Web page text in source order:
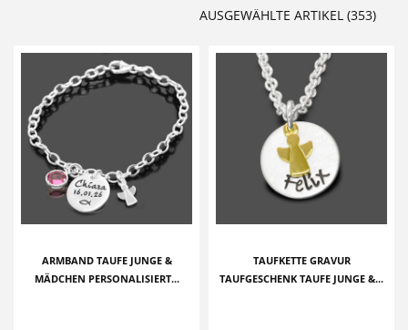
AUSGEWÄHLTE ARTIKEL (353)
ARMBAND TAUFE JUNGE &
MÄDCHEN PERSONALISIERT...
TAUFKETTE GRAVUR
TAUFGESCHENK TAUFE JUNGE &...